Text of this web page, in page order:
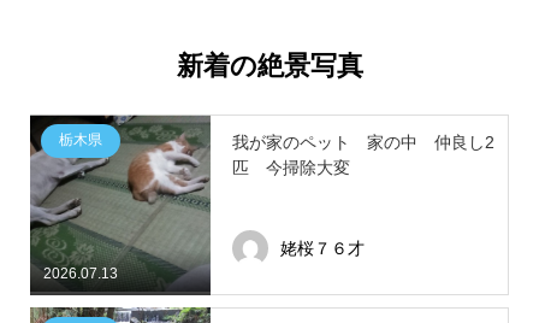
新着の絶景写真
2026.07.13
栃木県
我が家のペット 家の中 仲良し2
匹 今掃除大変
姥桜７６才